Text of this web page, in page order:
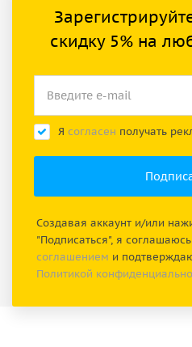
скидку 5% на
Я согласен получать
Создавая аккаунт и/или
"Подписаться", я
соглашением и
Политикой